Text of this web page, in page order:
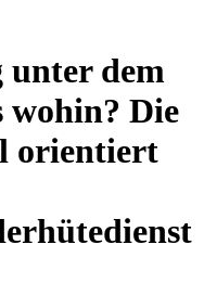
unter dem
Die
orientiert